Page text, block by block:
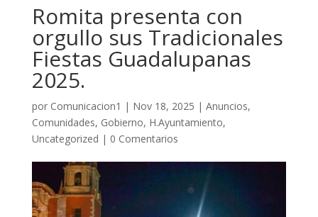
Romita presenta con
orgullo sus Tradicionales
Fiestas Guadalupanas
2025.
por Comunicacion1 | Nov 18, 2025 | Anuncios,
Comunidades, Gobierno, H.Ayuntamiento,
Uncategorized | 0 Comentarios